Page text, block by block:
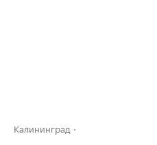
Калининград